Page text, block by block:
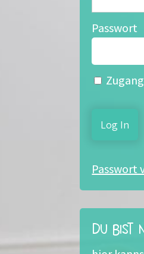
Passwort
Passwort
Du bist